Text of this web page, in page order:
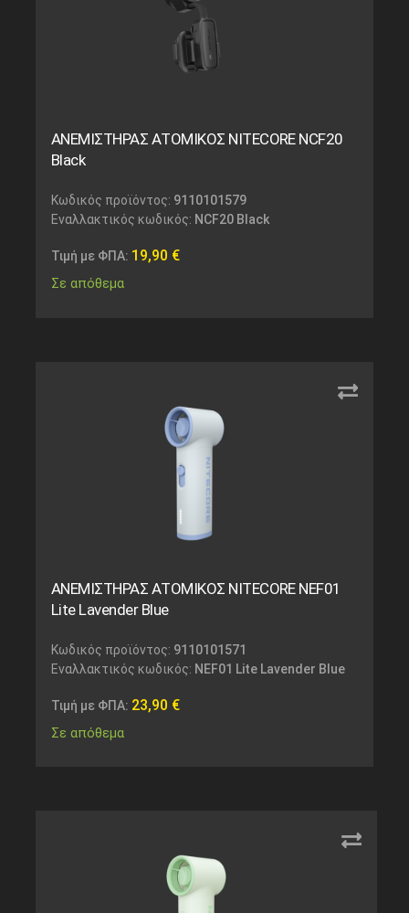
ΑΝΕΜΙΣΤΗΡΑΣ ΑΤΟΜΙΚΟΣ NITECORE NCF20
Black
Κωδικός προϊόντος: 9110101579
Εναλλακτικός κωδικός: NCF20 Black
Τιμή με ΦΠΑ: 19,90 €
Σε απόθεμα
ΑΝΕΜΙΣΤΗΡΑΣ ΑΤΟΜΙΚΟΣ NITECORE NEF01
Lite Lavender Blue
Κωδικός προϊόντος: 9110101571
Εναλλακτικός κωδικός: NEF01 Lite Lavender Blue
Τιμή με ΦΠΑ: 23,90 €
Σε απόθεμα